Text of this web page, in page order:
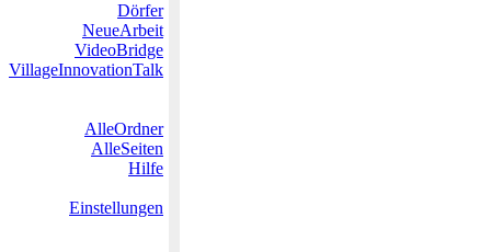
Dörfer
NeueArbeit
VideoBridge
VillageInnovationTalk
AlleOrdner
AlleSeiten
Hilfe
Einstellungen